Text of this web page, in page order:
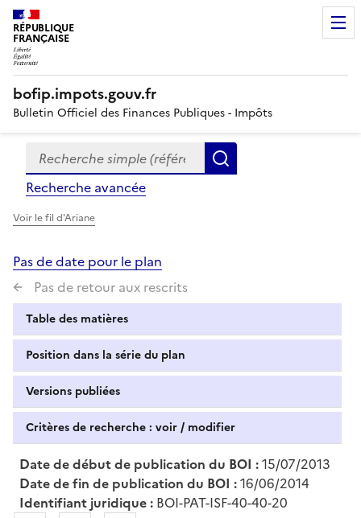
RÉPUBLIQUE
FRANÇAISE
bofip.impots.gouv.fr
Bulletin Officiel des Finances Publiques - Impôts
Formulaire
de
recherche
Recherche simple (références, mots clés, partie du
Recherche avancée
Voir le fil d'Ariane
Pas de date pour le plan
Pas de retour aux rescrits
Table des matières
Position dans la série du plan
Versions publiées
Critères de recherche : voir / modifier
Date de début de publication du BOI :15/07/2013
Date de fin de publication du BOI :16/06/2014
Identifiant juridique : BOI-PAT-ISF-40-40-20